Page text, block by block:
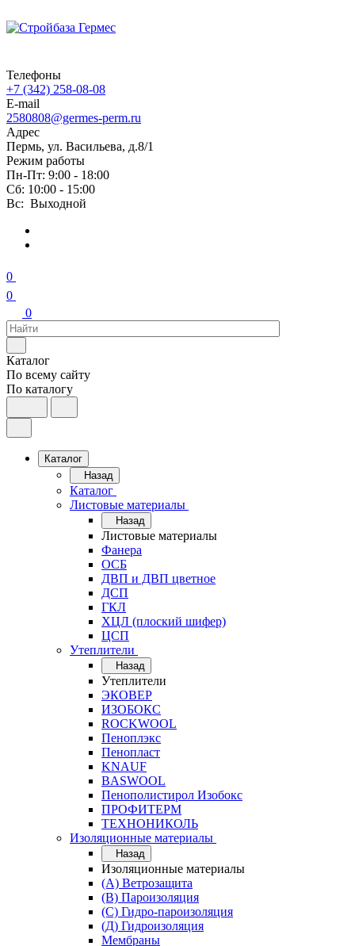
Телефоны
+7 (342) 258-08-08
E-mail
2580808@germes-perm.ru
Адрес
Пермь, ул. Васильева, д.8/1
Режим работы
Пн-Пт: 9:00 - 18:00
Сб: 10:00 - 15:00
Вс: Выходной
0
0
0
Каталог
По всему сайту
По каталогу
Каталог
Назад
Каталог
Листовые материалы
Назад
Листовые материалы
Фанера
ОСБ
ДВП и ДВП цветное
ДСП
ГКЛ
ХЦЛ (плоский шифер)
ЦСП
Утеплители
Назад
Утеплители
ЭКОВЕР
ИЗОБОКС
ROCKWOOL
Пеноплэкс
Пенопласт
KNAUF
BASWOOL
Пенополистирол Изобокс
ПРОФИТЕРМ
ТЕХНОНИКОЛЬ
Изоляционные материалы
Назад
Изоляционные материалы
(А) Ветрозащита
(В) Пароизоляция
(С) Гидро-пароизоляция
(Д) Гидроизоляция
Мембраны